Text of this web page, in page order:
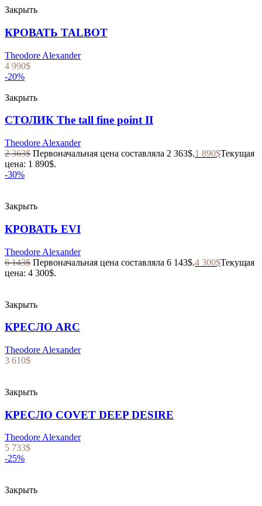
Закрыть
КРОВАТЬ TALBOT
Theodore Alexander
4 990$
-20%
Закрыть
СТОЛИК The tall fine point II
Theodore Alexander
2 363$ Первоначальная цена составляла 2 363$.1 890$Текущая
цена: 1 890$.
-30%
Закрыть
КРОВАТЬ EVI
Theodore Alexander
6 143$ Первоначальная цена составляла 6 143$.4 300$Текущая
цена: 4 300$.
Закрыть
КРЕСЛО ARC
Theodore Alexander
3 610$
Закрыть
КРЕСЛО COVET DEEP DESIRE
Theodore Alexander
5 733$
-25%
Закрыть